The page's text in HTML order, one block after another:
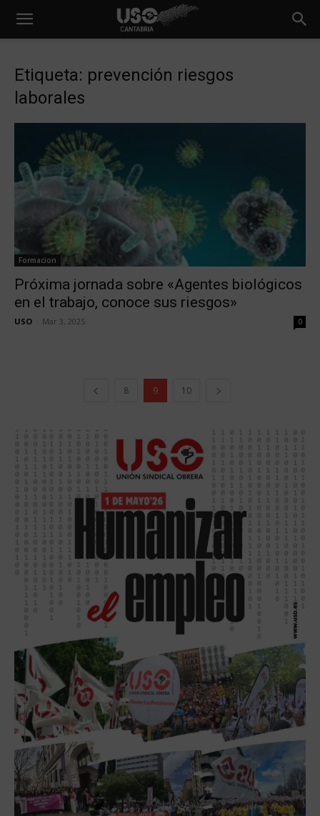
Etiqueta: prevención riesgos
laborales
Formacion
Próxima jornada sobre «Agentes biológicos
en el trabajo, conoce sus riesgos»
USO Mar 3, 2025 0
8 9 10